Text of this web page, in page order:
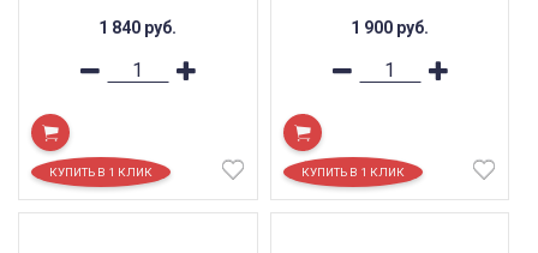
1 840 руб. 1 900 руб.